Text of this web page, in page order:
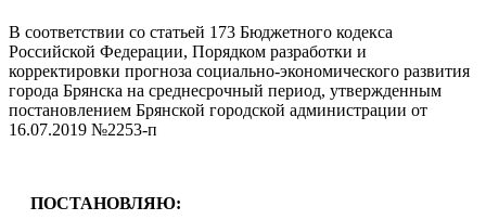
В соответствии со статьей 173 Бюджетного кодекса
Российской Федерации, Порядком разработки и
корректировки прогноза социально-экономического развития
города Брянска на среднесрочный период, утвержденным
постановлением Брянской городской администрации от
16.07.2019 №2253-п
ПОСТАНОВЛЯЮ: